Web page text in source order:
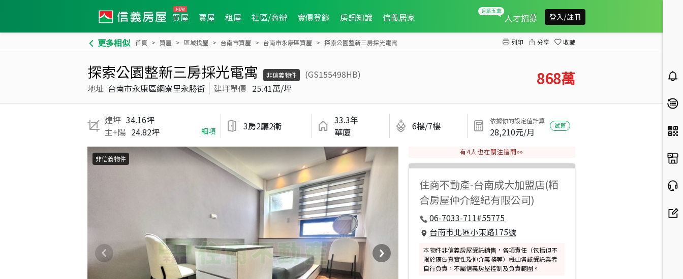
買屋 賣屋 租屋 社區/商辦 實價登錄 房訊知識 信義居家 人才招募 登入/註冊
更多相似 首頁 買屋 區域找屋 台南市買屋 台南市永康區買屋 探索公園整新三房採光電寓 列印 分享 收藏
探索公園整新三房採光電寓 非信義物件
(GS155498HB)
地址 台南市永康區網寮里永勝街 建坪單價 25.41萬/坪 868萬
建坪 34.16坪
主+陽 24.82坪 細項 3房2廳2衛
33.3年
華廈
6樓/7樓 依據你的設定值計算
28,210元/月
試算
非信義物件
有4人也在關注這間👀
住商不動產-台南成大加盟店(粨
合房屋仲介經紀有限公司)
06-7033-711#55775
台南市北區小東路175號
本物件非信義房屋受託銷售，各項責任（包括但不
限於廣告真實性及仲介義務等）概由各該受託業者
自行負責，不屬信義房屋控制及負責範圍。